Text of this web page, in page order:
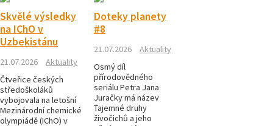
Skvělé výsledky
na IChO v
Uzbekistánu
21.07.2026
Aktuality
Čtveřice českých
středoškoláků
vybojovala na letošní
Mezinárodní chemické
olympiádě (IChO) v
Doteky planety
#8
21.07.2026
Aktuality
Osmý díl
přírodovědného
seriálu Petra Jana
Juračky má název
Tajemné druhy
živočichů a jeho